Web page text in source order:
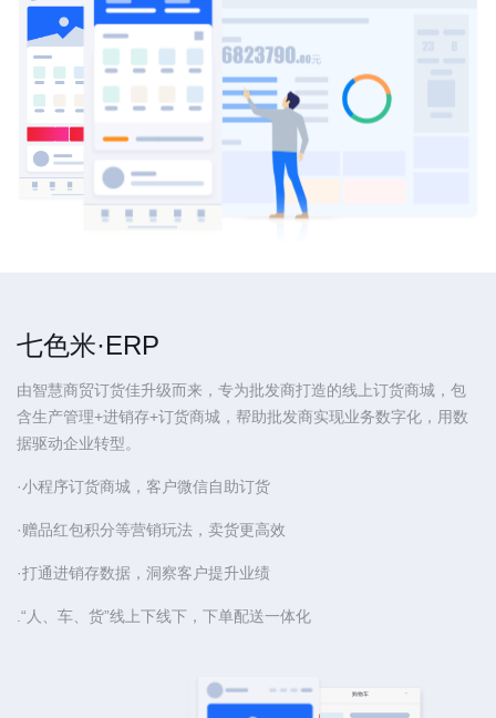
七色米·ERP
由智慧商贸订货佳升级而来，专为批发商打造的线上订货商城，包
含生产管理+进销存+订货商城，帮助批发商实现业务数字化，用数
据驱动企业转型。
·小程序订货商城，客户微信自助订货
·赠品红包积分等营销玩法，卖货更高效
·打通进销存数据，洞察客户提升业绩
.“人、车、货”线上下线下，下单配送一体化